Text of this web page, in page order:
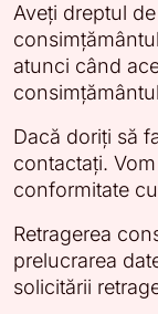
Aveți dreptul
atunci când
Dacă doriți să
contactați.
conformitate
Retragerea
prelucrarea
solicitării